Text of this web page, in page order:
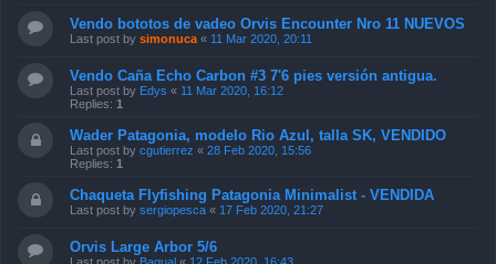
Vendo bototos de vadeo Orvis Encounter Nro 11 NUEVOS
Last post by simonuca « 11 Mar 2020, 20:11
Vendo Caña Echo Carbon #3 7'6 pies versión antigua.
Last post by Edys « 11 Mar 2020, 16:12
Replies: 1
Wader Patagonia, modelo Rio Azul, talla SK, VENDIDO
Last post by cgutierrez « 28 Feb 2020, 15:56
Replies: 1
Chaqueta Flyfishing Patagonia Minimalist - VENDIDA
Last post by sergiopesca « 17 Feb 2020, 21:27
Orvis Large Arbor 5/6